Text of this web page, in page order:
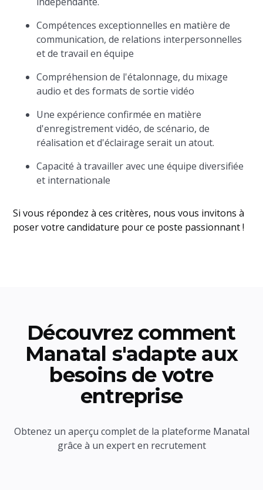
Compétences exceptionnelles en matière de
communication, de relations interpersonnelles
et de travail en équipe
Compréhension de l'étalonnage, du mixage
audio et des formats de sortie vidéo
Une expérience confirmée en matière
d'enregistrement vidéo, de scénario, de
réalisation et d'éclairage serait un atout.
Capacité à travailler avec une équipe diversifiée
et internationale
Si vous répondez à ces critères, nous vous invitons à
poser votre candidature pour ce poste passionnant !
Découvrez comment
Manatal s'adapte aux
besoins de votre
entreprise
Obtenez un aperçu complet de la plateforme Manatal
grâce à un expert en recrutement